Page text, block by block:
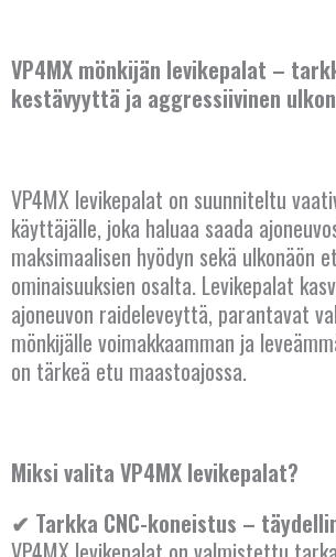
VP4MX mönkijän levikepalat –
kestävyyttä ja aggressiivinen
VP4MX levikepalat on suunniteltu
käyttäjälle, joka haluaa saada
maksimaalisen hyödyn sekä ulkonäön
ominaisuuksien osalta. Levikepalat
ajoneuvon raideleveyttä, parantavat
mönkijälle voimakkaamman ja
on tärkeä etu maastoajossa.
Miksi valita VP4MX levikepalat?
✔ Tarkka CNC-koneistus –